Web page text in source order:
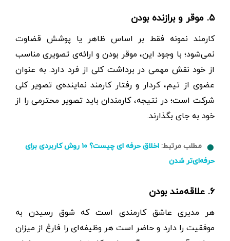
۵. موقر و برازنده بودن
کارمند نمونه فقط بر اساس ظاهر یا پوشش قضاوت
نمی‌شود؛ با وجود این، موقر بودن و ارائه‌ی تصویری مناسب
از خود نقش مهمی در برداشت کلی از فرد دارد. به عنوان
عضوی از تیم، کردار و رفتار کارمند نماینده‌ی تصویر کلی
شرکت است؛ در نتیجه، کارمندان باید تصویر محترمی را از
خود به جای بگذارند.
مطلب مرتبط:
اخلاق حرفه ای چیست؟ ۱۰ روش کاربردی برای
حرفه‌ای‌تر شدن
۶. علاقه‌مند بودن
هر مدیری عاشق کارمندی است که شوق رسیدن به
موفقیت را دارد و حاضر است هر وظیفه‌ای را فارغ از میزان